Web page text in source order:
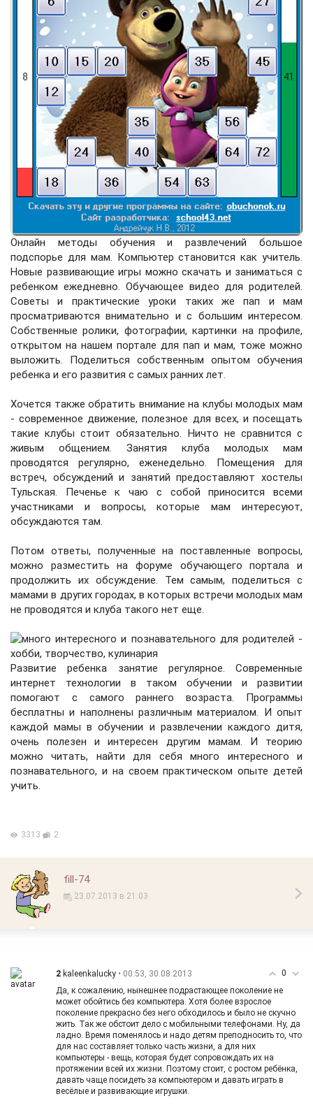
Онлайн методы обучения и развлечений большое
подспорье для мам. Компьютер становится как учитель.
Новые развивающие игры можно скачать и заниматься с
ребенком ежедневно. Обучающее видео для родителей.
Советы и практические уроки таких же пап и мам
просматриваются внимательно и с большим интересом.
Собственные ролики, фотографии, картинки на профиле,
открытом на нашем портале для пап и мам, тоже можно
выложить. Поделиться собственным опытом обучения
ребенка и его развития с самых ранних лет.
Хочется также обратить внимание на клубы молодых мам
- современное движение, полезное для всех, и посещать
такие клубы стоит обязательно. Ничто не сравнится с
живым общением. Занятия клуба молодых мам
проводятся регулярно, еженедельно. Помещения для
встреч, обсуждений и занятий предоставляют хостелы
Тульская. Печенье к чаю с собой приносится всеми
участниками и вопросы, которые мам интересуют,
обсуждаются там.
Потом ответы, полученные на поставленные вопросы,
можно разместить на форуме обучающего портала и
продолжить их обсуждение. Тем самым, поделиться с
мамами в других городах, в которых встречи молодых мам
не проводятся и клуба такого нет еще.
Развитие ребенка занятие регулярное. Современные
интернет технологии в таком обучении и развитии
помогают с самого раннего возраста. Программы
бесплатны и наполнены различным материалом. И опыт
каждой мамы в обучении и развлечении каждого дитя,
очень полезен и интересен другим мамам. И теорию
можно читать, найти для себямного интересного и
познавательного, и на своем практическом опыте детей
учить.
3313 2
fill-74
23.07.2013 в 21:03
0
2 kaleenkalucky • 00:53, 30.08.2013
Да, к сожалению, нынешнее подрастающее поколение не
может обойтись без компьютера. Хотя более взрослое
поколение прекрасно без него обходилось и было не скучно
жить. Так же обстоит дело с мобильными телефонами. Ну, да
ладно. Время поменялось и надо детям преподносить то, что
для нас составляет только часть жизни, а для них
компьютеры - вещь, которая будет сопровождать их на
протяжении всей их жизни. Поэтому стоит, с ростом ребёнка,
давать чаще посидеть за компьютером и давать играть в
весёлые и развивающие игрушки.